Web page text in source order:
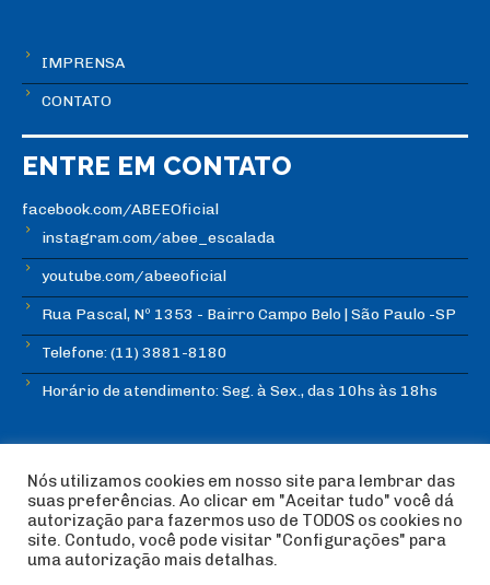
IMPRENSA
CONTATO
ENTRE EM CONTATO
facebook.com/ABEEOficial
instagram.com/abee_escalada
youtube.com/abeeoficial
Rua Pascal, Nº 1353 - Bairro Campo Belo | São Paulo -SP
Telefone: (11) 3881-8180
Horário de atendimento: Seg. à Sex., das 10hs às 18hs
© Copyright ABEE | Associação Brasileira de Escalada
Esportiva 2018 | Design:
Imagética Design
Nós utilizamos cookies em nosso site para lembrar das
suas preferências. Ao clicar em "Aceitar tudo" você dá
autorização para fazermos uso de TODOS os cookies no
site. Contudo, você pode visitar "Configurações" para
uma autorização mais detalhas.